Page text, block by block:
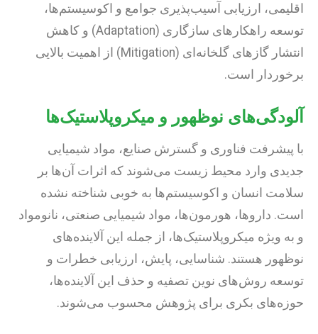
اقلیمی، ارزیابی آسیب‌پذیری جوامع و اکوسیستم‌ها،
توسعه راهکارهای سازگاری (Adaptation) و کاهش
انتشار گازهای گلخانه‌ای (Mitigation) از اهمیت بالایی
برخوردار است.
آلودگی‌های نوظهور و میکروپلاستیک‌ها
با پیشرفت فناوری و گسترش صنایع، مواد شیمیایی
جدیدی وارد محیط زیست می‌شوند که اثرات آن‌ها بر
سلامت انسان و اکوسیستم‌ها به خوبی شناخته نشده
است. داروها، هورمون‌ها، مواد شیمیایی صنعتی، نانومواد
و به ویژه میکروپلاستیک‌ها، از جمله این آلاینده‌های
نوظهور هستند. شناسایی، پایش، ارزیابی خطرات و
توسعه روش‌های نوین تصفیه و حذف این آلاینده‌ها،
حوزه‌های بکری برای پژوهش محسوب می‌شوند.